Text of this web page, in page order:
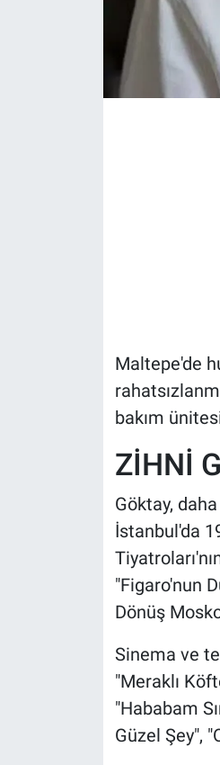
Maltepe'de
bakım
ZİHNİ
Göktay,
İstanbul'da
"Figaro'nun
Dönüş
Sinema ve
"Meraklı
"Hababam
Güzel Şey",